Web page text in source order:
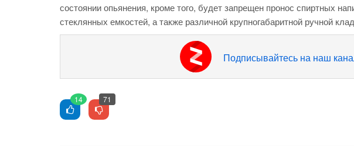
состоянии опьянения, кроме того, будет запрещен пронос спиртных
стеклянных емкостей, а также различной крупногабаритной ручной
Подписывайтесь на наш
14 71